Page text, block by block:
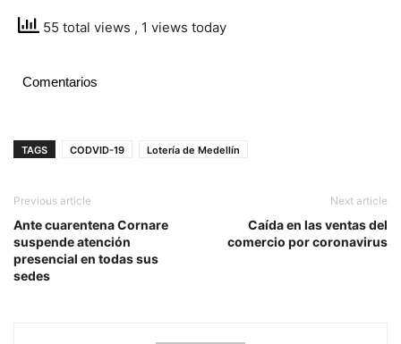
55 total views , 1 views today
Comentarios
TAGS CODVID-19 Lotería de Medellín
Previous article
Ante cuarentena Cornare
suspende atención
presencial en todas sus
sedes
Next article
Caída en las ventas del
comercio por coronavirus